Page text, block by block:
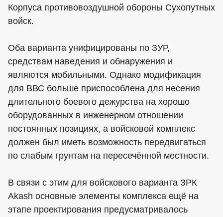
Корпуса противовоздушной обороны Сухопутных
войск.
Оба варианта унифицированы по ЗУР,
средствам наведения и обнаружения и
являются мобильными. Однако модификация
для ВВС больше приспособлена для несения
длительного боевого дежурства на хорошо
оборудованных в инженерном отношении
постоянных позициях, а войсковой комплекс
должен был иметь возможность передвигаться
по слабым грунтам на пересечённой местности.
В связи с этим для войскового варианта ЗРК
Akash основные элементы комплекса ещё на
этапе проектирования предусматривалось